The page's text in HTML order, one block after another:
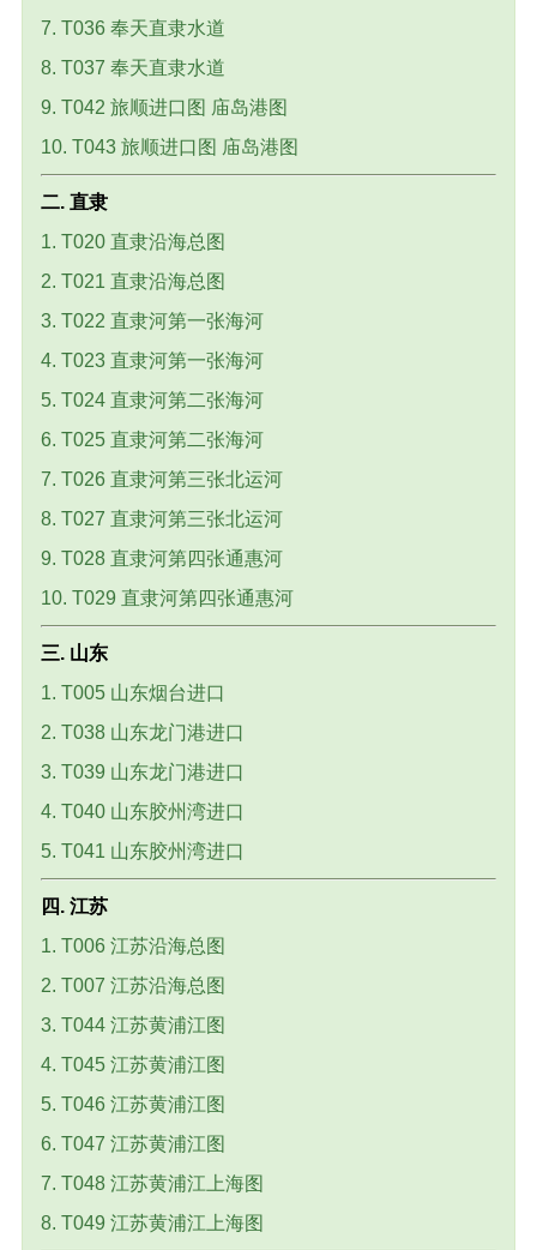
7. T036 奉天直隶水道
8. T037 奉天直隶水道
9. T042 旅顺进口图 庙岛港图
10. T043 旅顺进口图 庙岛港图
二. 直隶
1. T020 直隶沿海总图
2. T021 直隶沿海总图
3. T022 直隶河第一张海河
4. T023 直隶河第一张海河
5. T024 直隶河第二张海河
6. T025 直隶河第二张海河
7. T026 直隶河第三张北运河
8. T027 直隶河第三张北运河
9. T028 直隶河第四张通惠河
10. T029 直隶河第四张通惠河
三. 山东
1. T005 山东烟台进口
2. T038 山东龙门港进口
3. T039 山东龙门港进口
4. T040 山东胶州湾进口
5. T041 山东胶州湾进口
四. 江苏
1. T006 江苏沿海总图
2. T007 江苏沿海总图
3. T044 江苏黄浦江图
4. T045 江苏黄浦江图
5. T046 江苏黄浦江图
6. T047 江苏黄浦江图
7. T048 江苏黄浦江上海图
8. T049 江苏黄浦江上海图